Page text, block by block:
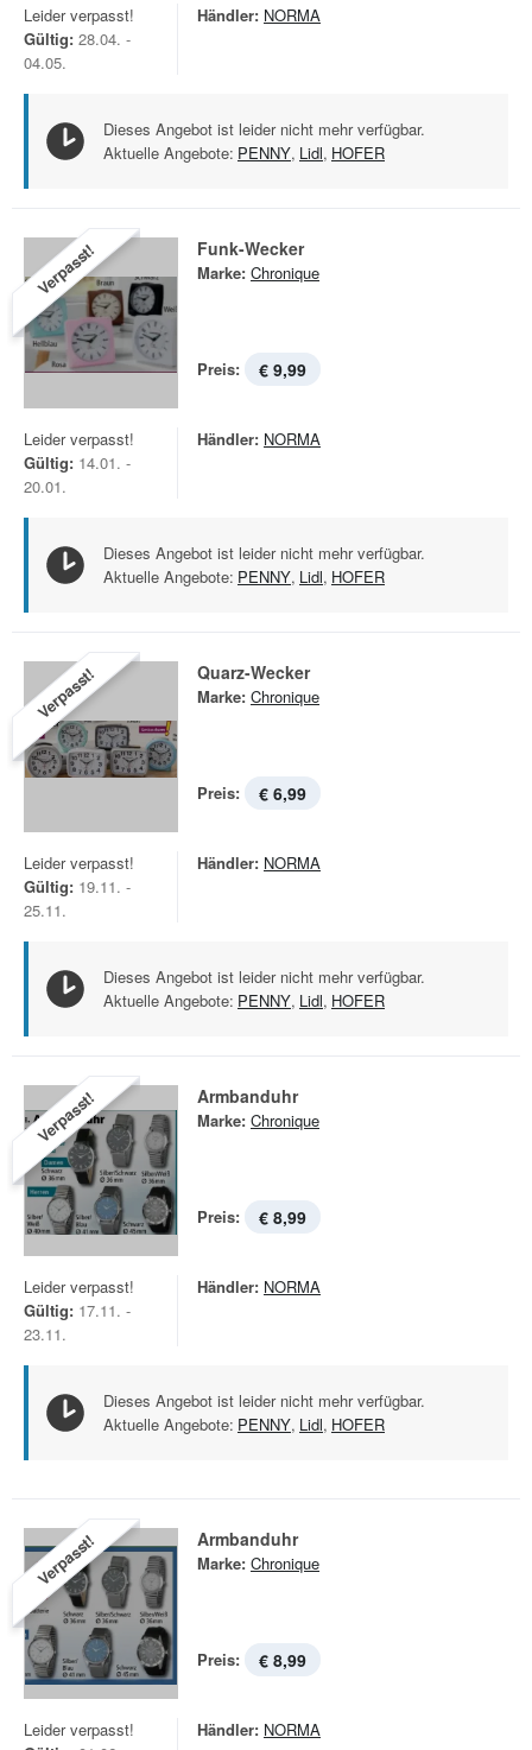
Leider verpasst!
Gültig: 28.04. -
04.05.
Händler: NORMA
Dieses Angebot ist leider nicht mehr verfügbar.
Aktuelle Angebote: PENNY, Lidl, HOFER
Verpasst! Funk-Wecker
Marke: Chronique
Preis: € 9,99
Leider verpasst!
Gültig: 14.01. -
20.01.
Händler: NORMA
Dieses Angebot ist leider nicht mehr verfügbar.
Aktuelle Angebote: PENNY, Lidl, HOFER
Verpasst! Quarz-Wecker
Marke: Chronique
Preis: € 6,99
Leider verpasst!
Gültig: 19.11. -
25.11.
Händler: NORMA
Dieses Angebot ist leider nicht mehr verfügbar.
Aktuelle Angebote: PENNY, Lidl, HOFER
Verpasst! Armbanduhr
Marke: Chronique
Preis: € 8,99
Leider verpasst!
Gültig: 17.11. -
23.11.
Händler: NORMA
Dieses Angebot ist leider nicht mehr verfügbar.
Aktuelle Angebote: PENNY, Lidl, HOFER
Verpasst! Armbanduhr
Marke: Chronique
Preis: € 8,99
Leider verpasst!
Händler: NORMA